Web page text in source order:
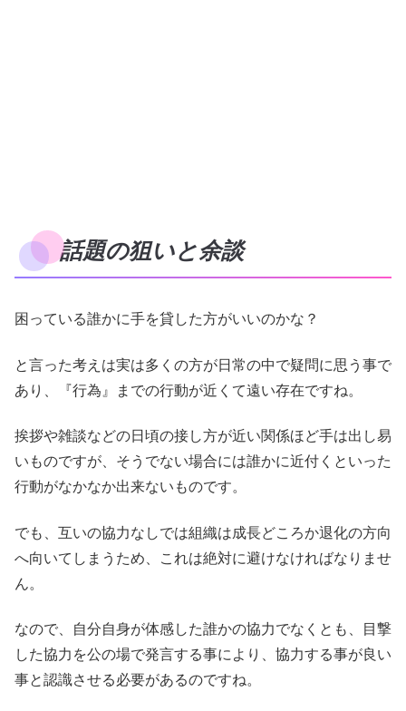
話題の狙いと余談
困っている誰かに手を貸した方がいいのかな？
と言った考えは実は多くの方が日常の中で疑問に思う事で
あり、『行為』までの行動が近くて遠い存在ですね。
挨拶や雑談などの日頃の接し方が近い関係ほど手は出し易
いものですが、そうでない場合には誰かに近付くといった
行動がなかなか出来ないものです。
でも、互いの協力なしでは組織は成長どころか退化の方向
へ向いてしまうため、これは絶対に避けなければなりませ
ん。
なので、自分自身が体感した誰かの協力でなくとも、目撃
した協力を公の場で発言する事により、協力する事が良い
事と認識させる必要があるのですね。